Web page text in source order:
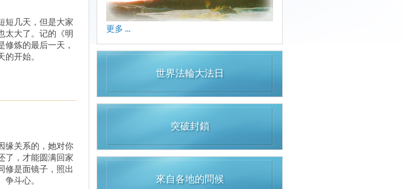
短几天，但是大家
太大了。记的《明
炼的最后一天，
开始。
缘关系的，她对你
了，才能圆满回家
修是面镜子，照出
斗心。
更多 ...
世界法輪大法日
突破封鎖
來自各地的問候